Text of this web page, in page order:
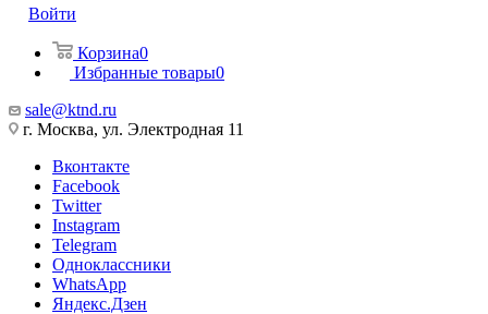
Войти
Корзина0
Избранные товары0
sale@ktnd.ru
г. Москва, ул. Электродная 11
Вконтакте
Facebook
Twitter
Instagram
Telegram
Одноклассники
WhatsApp
Яндекс.Дзен